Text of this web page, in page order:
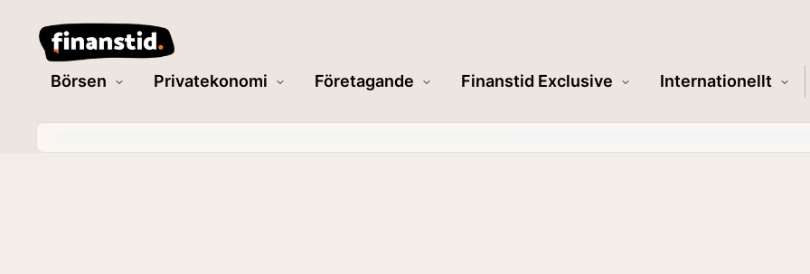
Börsen Privatekonomi Företagande Finanstid Exclusive Internationellt